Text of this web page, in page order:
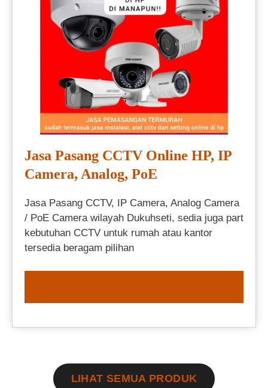
Jasa Pasang CCTV Online HP, IP
Camera, Analog, PoE
Jasa Pasang CCTV, IP Camera, Analog Camera
/ PoE Camera wilayah Dukuhseti, sedia juga part
kebutuhan CCTV untuk rumah atau kantor
tersedia beragam pilihan
LIHAT SEMUA PRODUK